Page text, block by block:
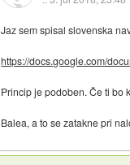
Jaz sem spisal slovenska
https://docs.google.com/
Princip je podoben. Če ti bo
Balea, a to se zatakne pri